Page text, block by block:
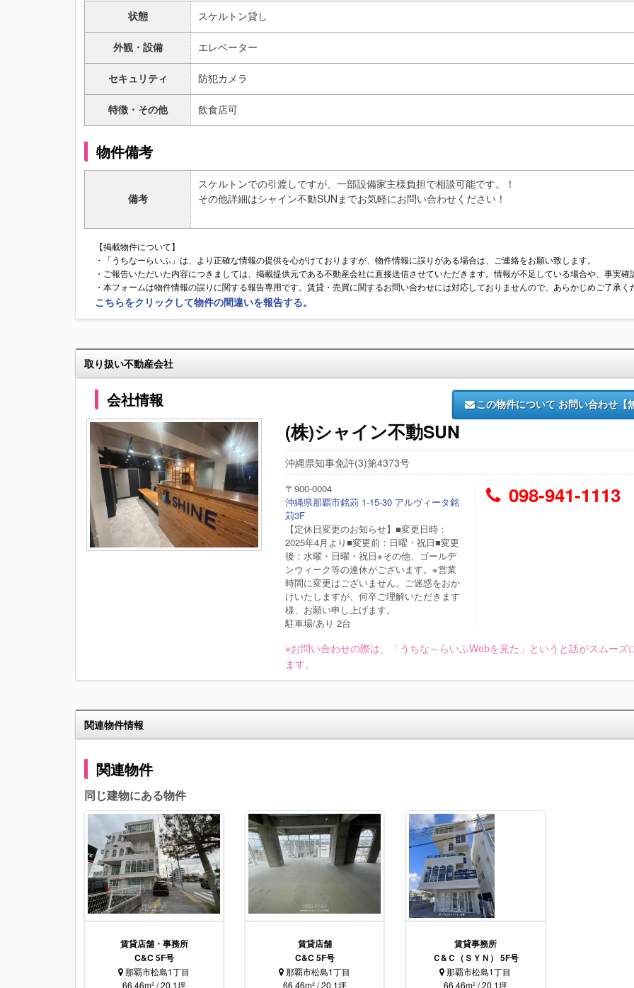
状態 スケルトン貸し
外観・設備 エレベーター
セキュリティ 防犯カメラ
特徴・その他 飲食店可
物件備考
備考
スケルトンでの引渡しですが、一部設備家主様負担で相談可能です。！
その他詳細はシャイン不動SUNまでお気軽にお問い合わせください！
【掲載物件について】
・「うちなーらいふ」は、より正確な情報の提供を心がけておりますが、物件情報に誤りがある場合は、ご連絡をお願い致します。
・ご報告いただいた内容につきましては、掲載提供元である不動産会社に直接送信させていただきます。情報が不足している場合や、事実確
・本フォームは物件情報の誤りに関する報告専用です。賃貸・売買に関するお問い合わせには対応しておりませんので、あらかじめご了承く
こちらをクリックして物件の間違いを報告する。
取り扱い不動産会社
会社情報 この物件について お問い合わせ【
(株)シャイン不動SUN
沖縄県知事免許(3)第4373号
〒900-0004
沖縄県那覇市銘苅 1-15-30 アルヴィータ銘
苅3F
【定休日変更のお知らせ】■変更日時：
2025年4月より■変更前：日曜・祝日■変更
後：水曜・日曜・祝日※その他、ゴールデ
ンウィーク等の連休がございます。※営業
時間に変更はございません。ご迷惑をおか
けいたしますが、何卒ご理解いただきます
様、お願い申し上げます。
駐車場/あり 2台
098-941-1113
※お問い合わせの際は、「うちな～らいふWebを見た」というと話がスムーズ
ます。
関連物件情報
関連物件
同じ建物にある物件
賃貸店舗・事務所
C&C 5F号
那覇市松島1丁目
66.46m² / 20.1坪
賃貸店舗
C&C 5F号
那覇市松島1丁目
66.46m² / 20.1坪
賃貸事務所
Ｃ&Ｃ（ＳＹＮ） 5F号
那覇市松島1丁目
66.46m² / 20.1坪